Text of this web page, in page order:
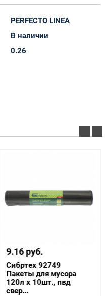
PERFECTO LINEA
В наличии
0.26
9.16 руб.
Сибртех 92749
Пакеты для мусора
120л х 10шт., пвд
свер...